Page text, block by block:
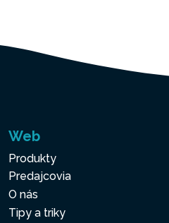
Web
Produkty
Predajcovia
O nás
Tipy a triky